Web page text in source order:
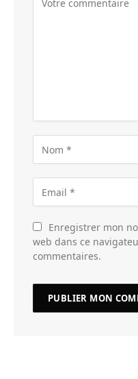
Enregistrer mon
web dans ce
commentaires.